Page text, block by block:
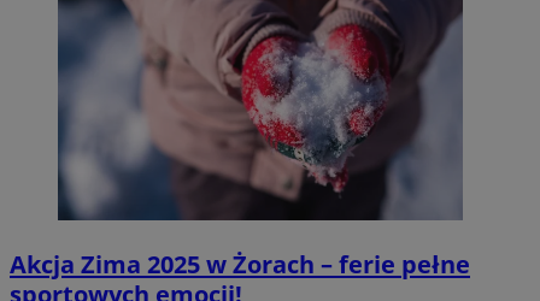
Akcja Zima 2025 w Żorach – ferie pełne